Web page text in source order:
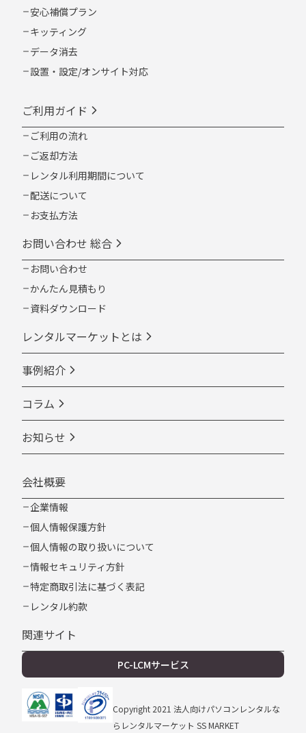
安心補償プラン
キッティング
データ消去
設置・設定/オンサイト対応
ご利用ガイド
ご利用の流れ
ご返却方法
レンタル利用期間について
配送について
お支払方法
お問い合わせ 総合
お問い合わせ
かんたん見積もり
資料ダウンロード
レンタルマーケットとは
事例紹介
コラム
お知らせ
会社概要
企業情報
個人情報保護方針
個人情報の取り扱いについて
情報セキュリティ方針
特定商取引法に基づく表記
レンタル約款
関連サイト
PC-LCMサービス
Copyright 2021 法⼈向けパソコンレンタルな
らレンタルマーケット SS MARKET